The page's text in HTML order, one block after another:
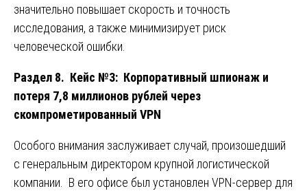
значительно повышает скорость и точность
исследования, а также минимизирует риск
человеческой ошибки.
Раздел 8. Кейс №3: Корпоративный шпионаж и
потеря 7,8 миллионов рублей через
скомпрометированный VPN
Особого внимания заслуживает случай, произошедший
с генеральным директором крупной логистической
компании. В его офисе был установлен VPN-сервер для